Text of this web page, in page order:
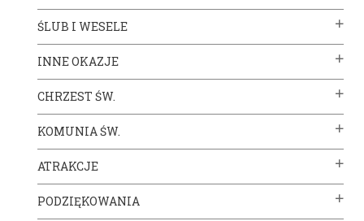
ŚLUB I WESELE
INNE OKAZJE
CHRZEST ŚW.
KOMUNIA ŚW.
ATRAKCJE
PODZIĘKOWANIA